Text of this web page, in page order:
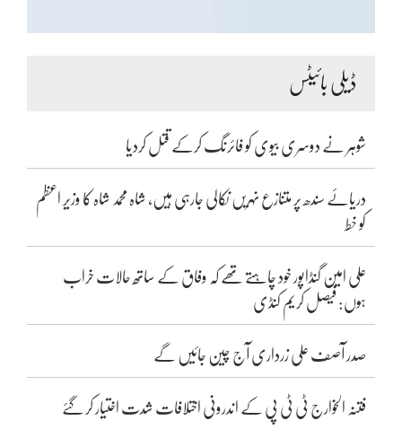
ڈیلی بائیٹس
شوہر نے دوسری بیوی کو فائرنگ کرکے قتل کردیا
دریائے سندھ پر متنازع نہریں نکالی جارہی ہیں، شاہ محمد شاہ کا وزیر اعظم
کو خط
علی امین گنڈاپور خود چاہتے تھے کہ وفاق کے ساتھ حالات خراب
ہوں: فیصل کریم کنڈی
صدر آصف علی زرداری آج چین جائیں گے
فتنہ الخوارج ٹی ٹی پی کے اندرونی اختلافات شدت اختیار کر گئے